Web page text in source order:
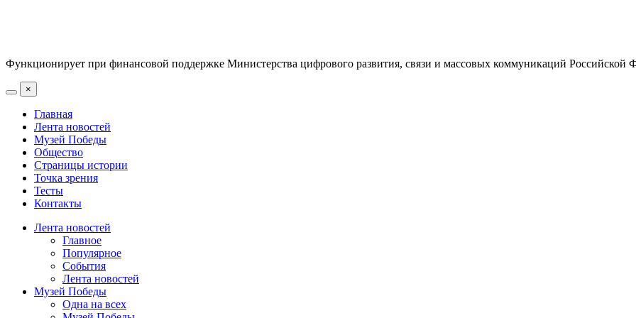
Функционирует при финансовой поддержке Министерства цифрового развития, связи и массовых коммуникаций Российской
×
Главная
Лента новостей
Музей Победы
Общество
Страницы истории
Точка зрения
Тесты
Контакты
Лента новостей
Главное
Популярное
События
Лента новостей
Музей Победы
Одна на всех